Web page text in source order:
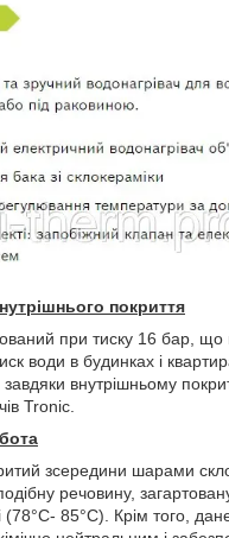
покриття
при тиску 16 бар, що
води в будинках і
завдяки внутрішньому
Tronic.
зсередини шарами
речовину,
(78°С- 85°С). Крім того,